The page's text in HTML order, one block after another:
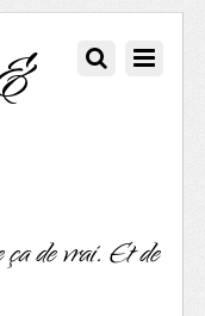
ça de vrai. Et de